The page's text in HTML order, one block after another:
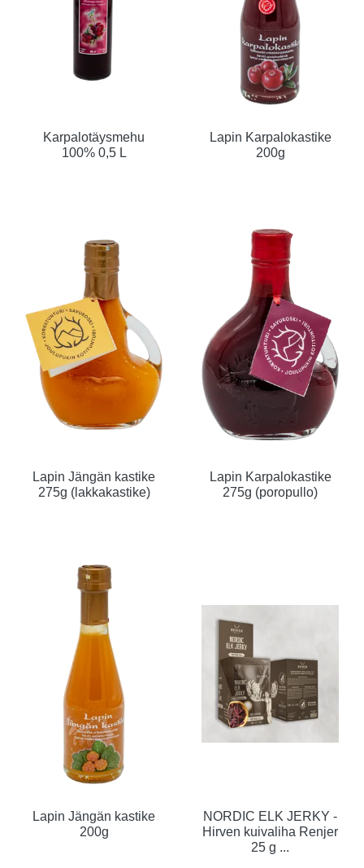
Karpalotäysmehu
100% 0,5 L
Lapin Karpalokastike
200g
Lapin Jängän kastike
275g (lakkakastike)
Lapin Karpalokastike
275g (poropullo)
Lapin Jängän kastike
200g
NORDIC ELK JERKY -
Hirven kuivaliha Renjer
25 g ...